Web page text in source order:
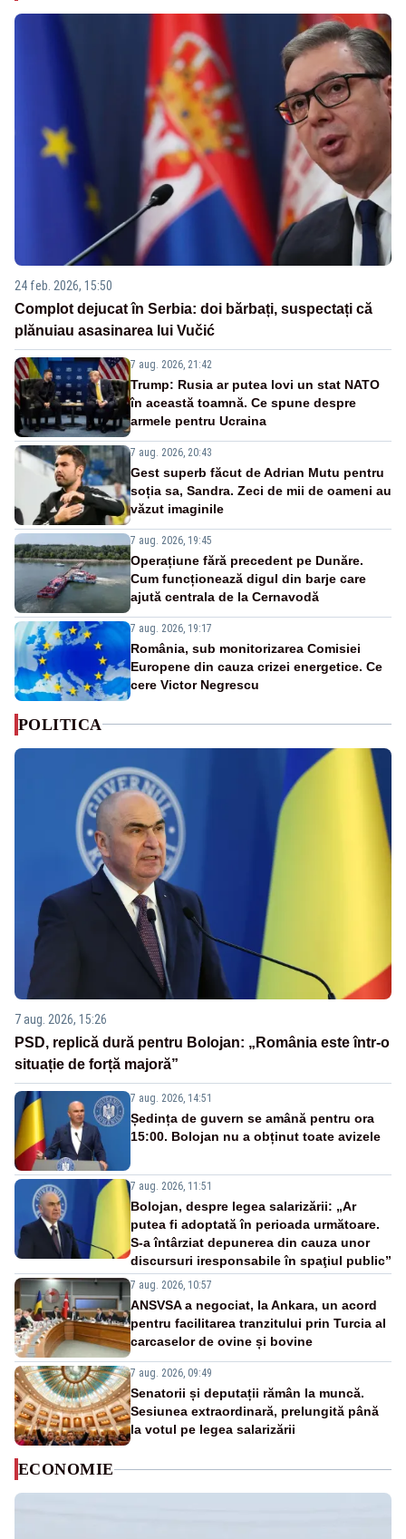
24 feb. 2026, 15:50
Complot dejucat în Serbia: doi bărbați, suspectați că
plănuiau asasinarea lui Vučić
7 aug. 2026, 21:42
Trump: Rusia ar putea lovi un stat NATO
în această toamnă. Ce spune despre
armele pentru Ucraina
7 aug. 2026, 20:43
Gest superb făcut de Adrian Mutu pentru
soția sa, Sandra. Zeci de mii de oameni au
văzut imaginile
7 aug. 2026, 19:45
Operațiune fără precedent pe Dunăre.
Cum funcționează digul din barje care
ajută centrala de la Cernavodă
7 aug. 2026, 19:17
România, sub monitorizarea Comisiei
Europene din cauza crizei energetice. Ce
cere Victor Negrescu
POLITICA
7 aug. 2026, 15:26
PSD, replică dură pentru Bolojan: „România este într-o
situație de forță majoră”
7 aug. 2026, 14:51
Ședința de guvern se amână pentru ora
15:00. Bolojan nu a obținut toate avizele
7 aug. 2026, 11:51
Bolojan, despre legea salarizării: „Ar
putea fi adoptată în perioada următoare.
S-a întârziat depunerea din cauza unor
discursuri iresponsabile în spaţiul public”
7 aug. 2026, 10:57
ANSVSA a negociat, la Ankara, un acord
pentru facilitarea tranzitului prin Turcia al
carcaselor de ovine și bovine
7 aug. 2026, 09:49
Senatorii și deputații rămân la muncă.
Sesiunea extraordinară, prelungită până
la votul pe legea salarizării
ECONOMIE